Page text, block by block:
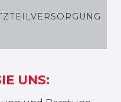
UNS: